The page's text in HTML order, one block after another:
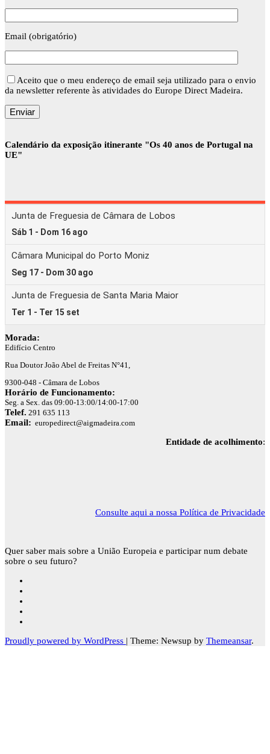
Email (obrigatório)
Aceito que o meu endereço de email seja utilizado para o envio
da newsletter referente às atividades do Europe Direct Madeira.
Calendário da exposição itinerante "Os 40 anos de Portugal na
UE"
Morada:
Edifício Centro
Rua Doutor João Abel de Freitas N°41,
9300-048 - Câmara de Lobos
Horário de Funcionamento:
Seg. a Sex. das 09:00-13:00/14:00-17:00
Telef. 291 635 113
Email: europedirect@aigmadeira.com
Entidade de acolhimento:
Consulte aqui a nossa Política de Privacidade
Quer saber mais sobre a União Europeia e participar num debate
sobre o seu futuro?
Proudly powered by WordPress | Theme: Newsup by Themeansar.